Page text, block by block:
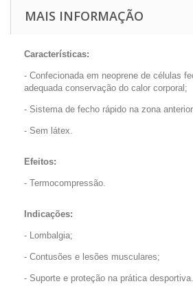
MAIS INFORMAÇÃO
Características:
- Confecionada em neoprene de células
adequada conservação do calor corporal;
- Sistema de fecho rápido na zona
- Sem látex.
Efeitos:
- Termocompressão.
Indicações:
- Lombalgia;
- Contusões e lesões musculares;
- Suporte e proteção na prática desportiva.